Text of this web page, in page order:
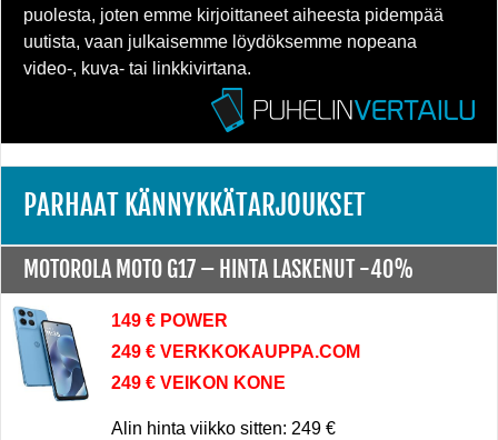
puolesta, joten emme kirjoittaneet aiheesta pidempää
uutista, vaan julkaisemme löydöksemme nopeana
video-, kuva- tai linkkivirtana.
PARHAAT KÄNNYKKÄTARJOUKSET
MOTOROLA MOTO G17 – HINTA LASKENUT -40%
149 € POWER
249 € VERKKOKAUPPA.COM
249 € VEIKON KONE
Alin hinta viikko sitten: 249 €